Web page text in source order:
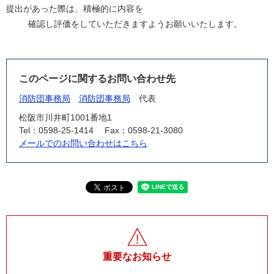
提出があった際は、積極的に内容を
確認し評価をしていただきますようお願いいたします。
このページに関するお問い合わせ先
消防団事務局 消防団事務局
代表
松阪市川井町1001番地1
Tel：0598-25-1414
Fax：0598-21-3080
メールでのお問い合わせはこちら
重要なお知らせ